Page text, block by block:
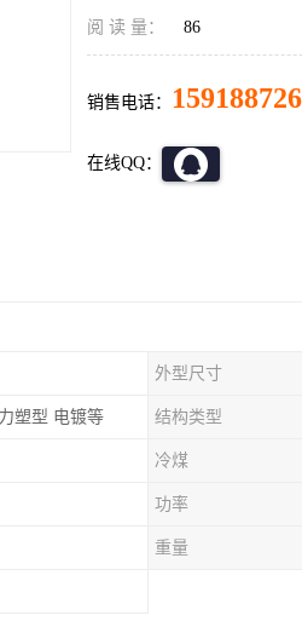
阅 读 量： 86
销售电话：
在线QQ：
外型尺寸
塑型 电镀等 结构类型
冷煤
功率
重量